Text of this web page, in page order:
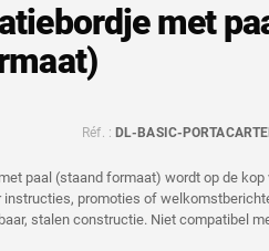
met
Réf. : DL-BASIC-
paal (staand formaat) wordt op de
instructies, promoties of
stalen constructie. Niet compatibel